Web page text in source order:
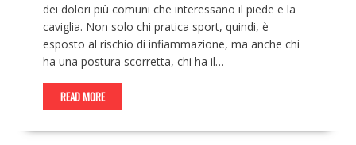
dei dolori più comuni che interessano il piede e la
caviglia. Non solo chi pratica sport, quindi, è
esposto al rischio di infiammazione, ma anche chi
ha una postura scorretta, chi ha il…
READ MORE